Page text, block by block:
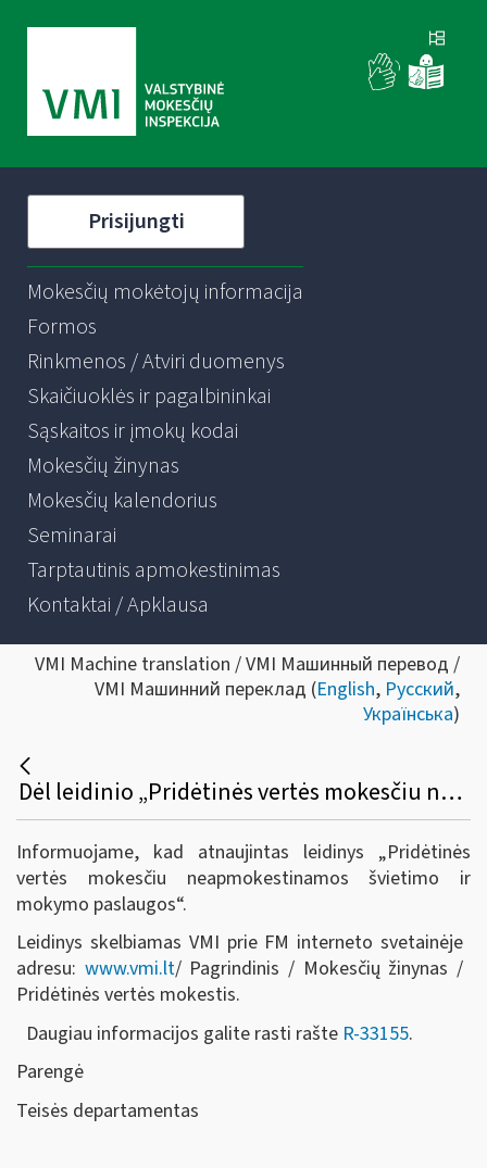
Prisijungti
Mokesčių mokėtojų informacija
Formos
Rinkmenos / Atviri duomenys
Skaičiuoklės ir pagalbininkai
Sąskaitos ir įmokų kodai
Mokesčių žinynas
Mokesčių kalendorius
Seminarai
Tarptautinis apmokestinimas
Kontaktai / Apklausa
VMI Machine translation / VMI Машинный перевод /
VMI Машинний переклад (English, Русский,
Українська)
Dėl leidinio „Pridėtinės vertės mokesčiu neapmokestinamos švietimo ir mokymo paslaugos“ atnaujinimo
Informuojame, kad atnaujintas leidinys „Pridėtinės
vertės mokesčiu neapmokestinamos švietimo ir
mokymo paslaugos“.
Leidinys skelbiamas VMI prie FM interneto svetainėje
adresu: www.vmi.lt/ Pagrindinis / Mokesčių žinynas /
Pridėtinės vertės mokestis.
Daugiau informacijos galite rasti rašte R-33155.
Parengė
Teisės departamentas